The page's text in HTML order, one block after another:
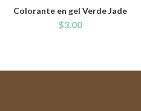
Colorante en gel Verde Jade
$3.00